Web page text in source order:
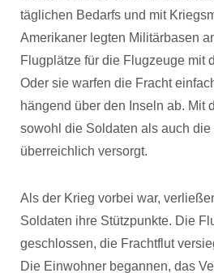
täglichen Bedarfs und mit
Amerikaner legten Militärbasen
Flugplätze für die Flugzeuge mit
Oder sie warfen die Fracht
hängend über den Inseln ab. Mit
sowohl die Soldaten als auch
überreichlich versorgt.
Als der Krieg vorbei war,
Soldaten ihre Stützpunkte. Die
geschlossen, die Frachtflut
Die Einwohner begannen, das